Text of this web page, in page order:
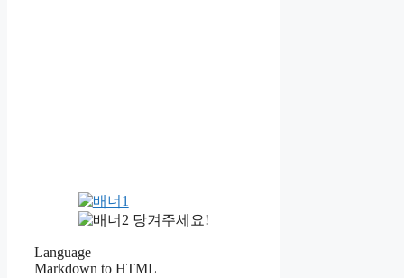
당겨주세요!
Language
Markdown to HTML